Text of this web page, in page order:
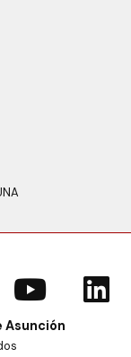
Asunción